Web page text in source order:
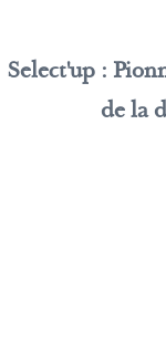
Select'up :
de la